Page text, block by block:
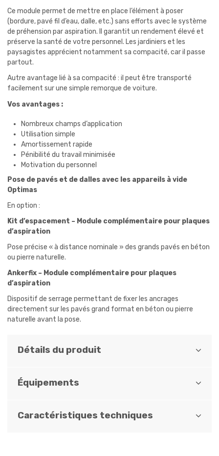
Ce module permet de mettre en place l’élément à poser
(bordure, pavé fil d’eau, dalle, etc.) sans efforts avec le système
de préhension par aspiration. Il garantit un rendement élevé et
préserve la santé de votre personnel. Les jardiniers et les
paysagistes apprécient notamment sa compacité, car il passe
partout.
Autre avantage lié à sa compacité : il peut être transporté
facilement sur une simple remorque de voiture.
Vos avantages :
Nombreux champs d’application
Utilisation simple
Amortissement rapide
Pénibilité du travail minimisée
Motivation du personnel
Pose de pavés et de dalles avec les appareils à vide
Optimas
En option :
Kit d’espacement – Module complémentaire pour plaques
d’aspiration
Pose précise « à distance nominale » des grands pavés en béton
ou pierre naturelle.
Ankerfix – Module complémentaire pour plaques
d’aspiration
Dispositif de serrage permettant de fixer les ancrages
directement sur les pavés grand format en béton ou pierre
naturelle avant la pose.
Détails du produit
Équipements
Caractéristiques techniques